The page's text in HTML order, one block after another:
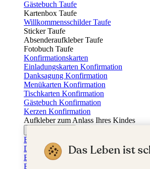
Gästebuch Taufe
Kartenbox Taufe
Willkommensschilder Taufe
Sticker Taufe
Absenderaufkleber Taufe
Fotobuch Taufe
Konfirmationskarten
Einladungskarten Konfirmation
Danksagung Konfirmation
Menükarten Konfirmation
Tischkarten Konfirmation
Gästebuch Konfirmation
Kerzen Konfirmation
Aufkleber zum Anlass Ihres Kindes
Einladungskarten Firmung
Dankeskarten Firmung
Einschulungskarten
Einladungskarten Einschulung
Das Leben ist